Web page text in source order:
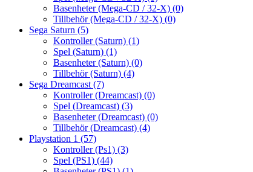
Basenheter (Mega-CD / 32-X) (0)
Tillbehör (Mega-CD / 32-X) (0)
Sega Saturn (5)
Kontroller (Saturn) (1)
Spel (Saturn) (1)
Basenheter (Saturn) (0)
Tillbehör (Saturn) (4)
Sega Dreamcast (7)
Kontroller (Dreamcast) (0)
Spel (Dreamcast) (3)
Basenheter (Dreamcast) (0)
Tillbehör (Dreamcast) (4)
Playstation 1 (57)
Kontroller (Ps1) (3)
Spel (PS1) (44)